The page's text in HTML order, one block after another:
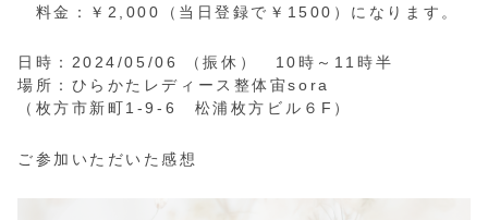
料金：￥2,000（当日登録で￥1500）になります。
日時：2024/05/06 （振休） 10時～11時半
場所：ひらかたレディース整体宙sora
（枚方市新町1‐9‐6 松浦枚方ビル６F）
ご参加いただいた感想